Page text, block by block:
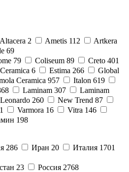
Altacera 2 Ametis 112
Artkera
69
79 Coliseum 89 Creto 401
6 Estima 266
Global
Ceramica 957 Italon 619
Laminam 307
Laminam
Leonardo 260 New Trend 87
Varmora 16 Vitra 146
198
286 Иран 20 Италия 1701
23 Россия 2768